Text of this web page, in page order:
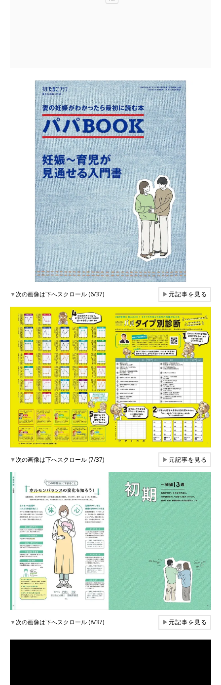
▼次の画像は下へスクロール (6/37) ▶元記事を見る
▼次の画像は下へスクロール (7/37) ▶元記事を見る
▼次の画像は下へスクロール (8/37) ▶元記事を見る